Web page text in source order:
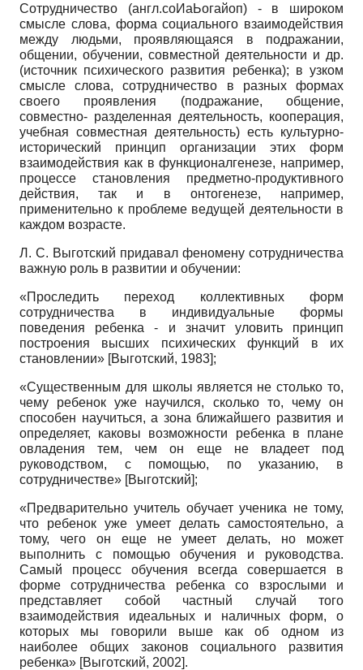
Сотрудничество (англ.соИаЬогайоп) - в широком
смысле слова, форма социального взаимодействия
между людьми, проявляющаяся в подражании,
общении, обучении, совместной деятельности и др.
(источник психического развития ребенка); в узком
смысле слова, сотрудничество в разных формах
своего проявления (подражание, общение,
совместно- разделенная деятельность, кооперация,
учебная совместная деятельность) есть культурно-
исторический принцип организации этих форм
взаимодействия как в функционалгенезе, например,
процессе становления предметно-продуктивного
действия, так и в онтогенезе, например,
применительно к проблеме ведущей деятельности в
каждом возрасте.
Л. С. Выготский придавал феномену сотрудничества
важную роль в развитии и обучении:
«Проследить переход коллективных форм
сотрудничества в индивидуальные формы
поведения ребенка - и значит уловить принцип
построения высших психических функций в их
становлении» [Выготский, 1983];
«Существенным для школы является не столько то,
чему ребенок уже научился, сколько то, чему он
способен научиться, а зона ближайшего развития и
определяет, каковы возможности ребенка в плане
овладения тем, чем он еще не владеет под
руководством, с помощью, по указанию, в
сотрудничестве» [Выготский];
«Предварительно учитель обучает ученика не тому,
что ребенок уже умеет делать самостоятельно, а
тому, чего он еще не умеет делать, но может
выполнить с помощью обучения и руководства.
Самый процесс обучения всегда совершается в
форме сотрудничества ребенка со взрослыми и
представляет собой частный случай того
взаимодействия идеальных и наличных форм, о
которых мы говорили выше как об одном из
наиболее общих законов социального развития
ребенка» [Выготский, 2002].